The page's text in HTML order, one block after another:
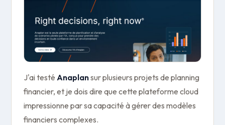
J'ai testé Anaplansur plusieurs projets de planning
financier, et je dois dire que cette plateforme cloud
impressionne par sa capacité à gérer des modèles
financiers complexes.